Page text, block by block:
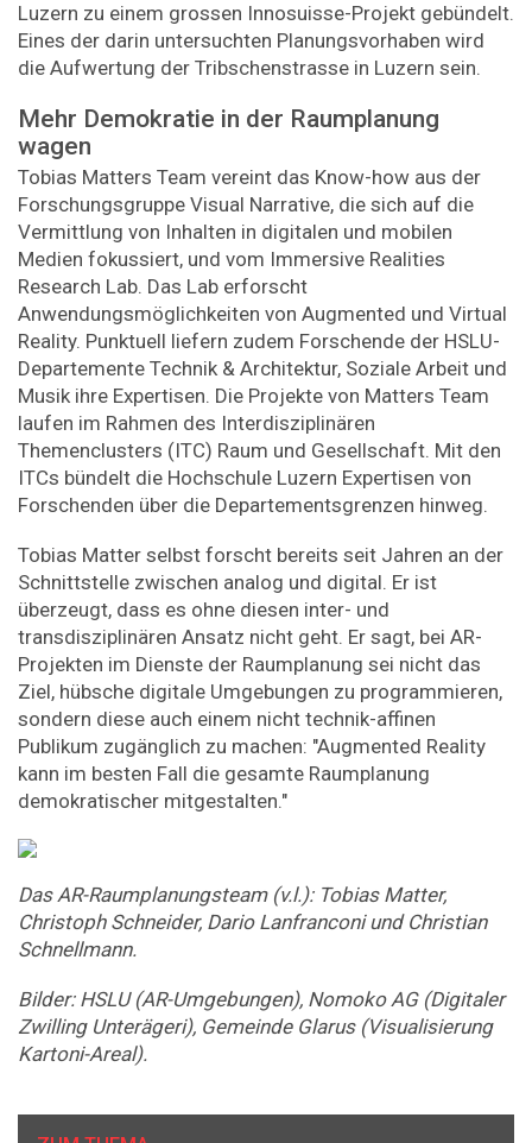
Luzern zu einem grossen Innosuisse-Projekt gebündelt.
Eines der darin untersuchten Planungsvorhaben wird
die Aufwertung der Tribschenstrasse in Luzern sein.
Mehr Demokratie in der Raumplanung
wagen
Tobias Matters Team vereint das Know-how aus der
Forschungsgruppe Visual Narrative, die sich auf die
Vermittlung von Inhalten in digitalen und mobilen
Medien fokussiert, und vom Immersive Realities
Research Lab. Das Lab erforscht
Anwendungsmöglichkeiten von Augmented und Virtual
Reality. Punktuell liefern zudem Forschende der HSLU-
Departemente Technik & Architektur, Soziale Arbeit und
Musik ihre Expertisen. Die Projekte von Matters Team
laufen im Rahmen des Interdisziplinären
Themenclusters (ITC) Raum und Gesellschaft. Mit den
ITCs bündelt die Hochschule Luzern Expertisen von
Forschenden über die Departementsgrenzen hinweg.
Tobias Matter selbst forscht bereits seit Jahren an der
Schnittstelle zwischen analog und digital. Er ist
überzeugt, dass es ohne diesen inter- und
transdisziplinären Ansatz nicht geht. Er sagt, bei AR-
Projekten im Dienste der Raumplanung sei nicht das
Ziel, hübsche digitale Umgebungen zu programmieren,
sondern diese auch einem nicht technik-affinen
Publikum zugänglich zu machen: "Augmented Reality
kann im besten Fall die gesamte Raumplanung
demokratischer mitgestalten."
Das AR-Raumplanungsteam (v.l.): Tobias Matter,
Christoph Schneider, Dario Lanfranconi und Christian
Schnellmann.
Bilder: HSLU (AR-Umgebungen), Nomoko AG (Digitaler
Zwilling Unterägeri), Gemeinde Glarus (Visualisierung
Kartoni-Areal).